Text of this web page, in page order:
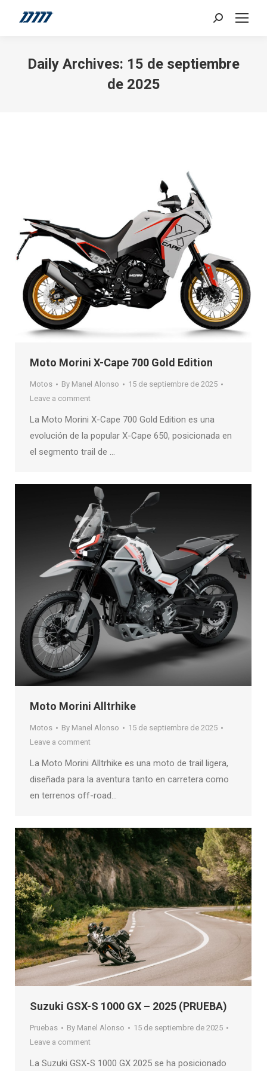
Search:
Daily Archives: 15 de septiembre
de 2025
Moto Morini X-Cape 700 Gold Edition
Motos By Manel Alonso
15 de septiembre de 2025
Leave a comment
La Moto Morini X-Cape 700 Gold Edition es una
evolución de la popular X-Cape 650, posicionada en
el segmento trail de …
Moto Morini Alltrhike
Motos By Manel Alonso
15 de septiembre de 2025
Leave a comment
La Moto Morini Alltrhike es una moto de trail ligera,
diseñada para la aventura tanto en carretera como
en terrenos off-road…
Suzuki GSX-S 1000 GX – 2025 (PRUEBA)
Pruebas By Manel Alonso
15 de septiembre de 2025
Leave a comment
La Suzuki GSX-S 1000 GX 2025 se ha posicionado